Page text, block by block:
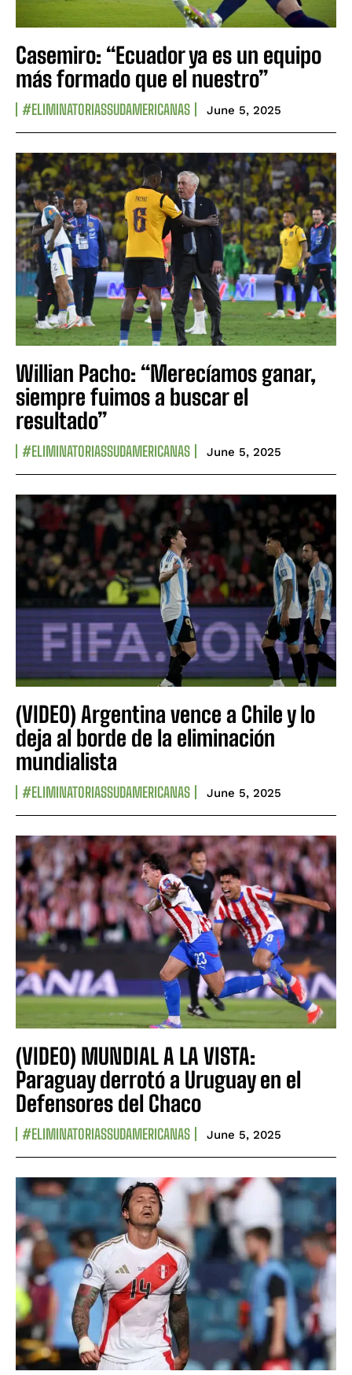
Casemiro: “Ecuador ya es un equipo
más formado que el nuestro”
#ELIMINATORIASSUDAMERICANAS June 5, 2025
Willian Pacho: “Merecíamos ganar,
siempre fuimos a buscar el
resultado”
#ELIMINATORIASSUDAMERICANAS June 5, 2025
(VIDEO) Argentina vence a Chile y lo
deja al borde de la eliminación
mundialista
#ELIMINATORIASSUDAMERICANAS June 5, 2025
(VIDEO) MUNDIAL A LA VISTA:
Paraguay derrotó a Uruguay en el
Defensores del Chaco
#ELIMINATORIASSUDAMERICANAS June 5, 2025